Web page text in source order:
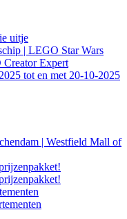
uitje
| LEGO Star Wars
Expert
tot en met 20-10-2025
| Westfield Mall of